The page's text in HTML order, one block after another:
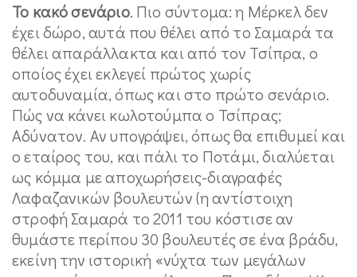
Το κακό σενάριο. Πιο σύντομα: η Μέρκελ δεν
έχει δώρο, αυτά που θέλει από το Σαμαρά τα
θέλει απαράλλακτα και από τον Τσίπρα, ο
οποίος έχει εκλεγεί πρώτος χωρίς
αυτοδυναμία, όπως και στο πρώτο σενάριο.
Πώς να κάνει κωλοτούμπα ο Τσίπρας;
Αδύνατον. Αν υπογράψει, όπως θα επιθυμεί και
ο εταίρος του, και πάλι το Ποτάμι, διαλύεται
ως κόμμα με αποχωρήσεις-διαγραφές
Λαφαζανικών βουλευτών (η αντίστοιχη
στροφή Σαμαρά το 2011 του κόστισε αν
θυμάστε περίπου 30 βουλευτές σε ένα βράδυ,
εκείνη την ιστορική «νύχτα των μεγάλων